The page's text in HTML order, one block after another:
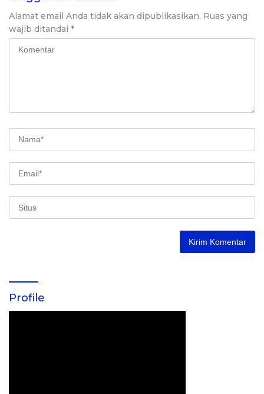
Alamat email Anda tidak akan dipublikasikan. Ruas yang
wajib ditandai *
Profile